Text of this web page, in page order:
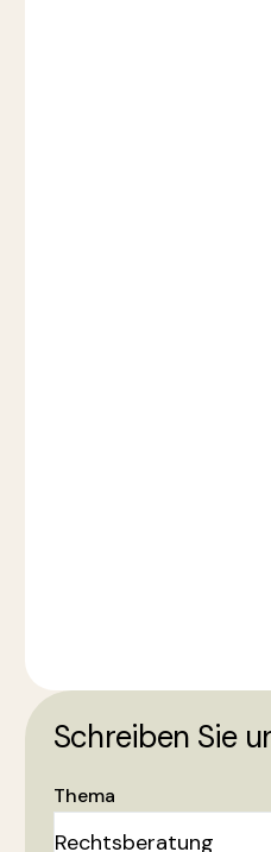
Schreiben Sie
Thema